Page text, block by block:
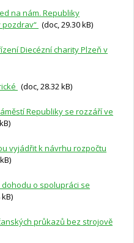
na nám. Republiky
(doc, 29.30 kB)
Diecézní charity Plzeň v
(doc, 28.32 kB)
Republiky se rozzáří ve
vyjádřit k návrhu rozpočtu
dohodu o spolupráci se
průkazů bez strojově